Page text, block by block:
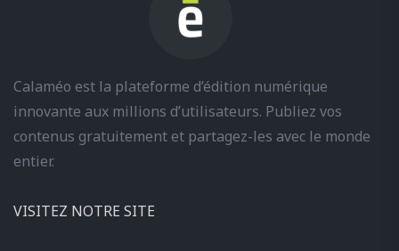
Calaméo est la plateforme d’édition numérique
innovante aux millions d’utilisateurs. Publiez vos
contenus gratuitement et partagez-les avec le monde
entier.
VISITEZ NOTRE SITE